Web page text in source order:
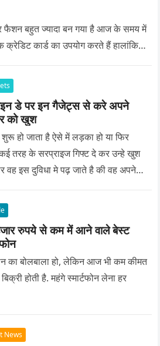
बहुत ज्यादा बन गया है आज के समय में
कार्ड का उपयोग करते हैं हालांकि…
डे पर इन गैजेट्स से करे अपने
को खुश
हो जाता है ऐसे में लड़का हो या फिर
तरह के सरप्राइज गिफ्ट दे कर उन्हे खुश
वह इस दुविधा मे पढ़ जाते है की वह अपने
रुपये से कम में आने वाले बेस्ट
का बोलबाला हो, लेकिन आज भी कम कीमत
होती है. महंगे स्मार्टफोन लेना हर
News